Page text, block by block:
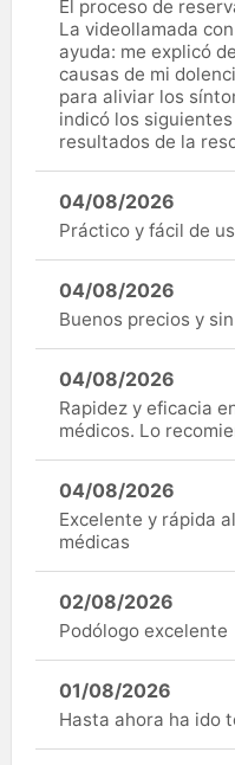
El proceso de
La videollamada
ayuda: me explicó
causas de mi
para aliviar los
indicó los
resultados de la
04/08/2026
Práctico y fácil de
04/08/2026
Buenos precios y
04/08/2026
Rapidez y eficacia
médicos. Lo
04/08/2026
Excelente y rápida
médicas
02/08/2026
Podólogo excelente
01/08/2026
Hasta ahora ha ido